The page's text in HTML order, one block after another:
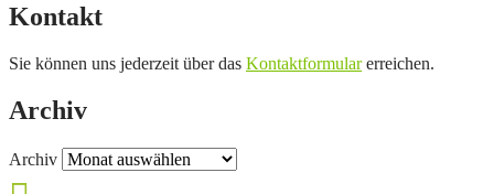
Kontakt
Sie können uns jederzeit über das Kontaktformularerreichen.
Archiv
Archiv